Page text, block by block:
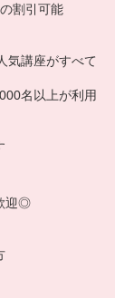
割引可能
気講座がすべて
名以上が利用
迎◎